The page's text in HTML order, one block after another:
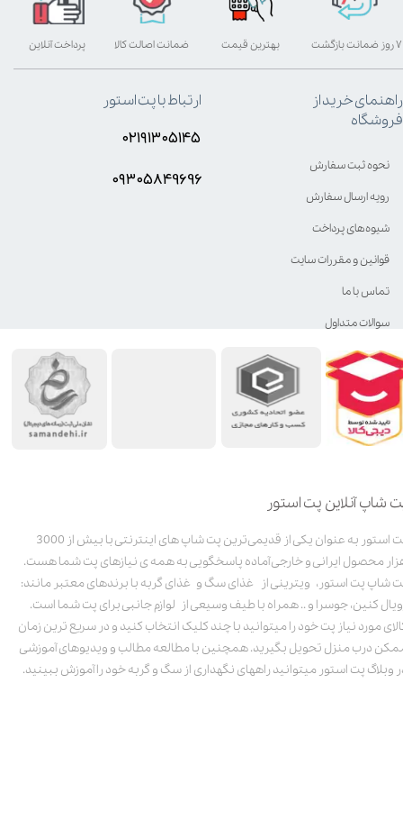
شاپ آنلاین پت استور
پت استور به عنوان یکی از قدیمی‌ترین پت شاپ های اینترنتی با بیش از 3000
محصول ایرانی و خارجی آماده پاسخگویی به همه ی نیازهای پت شما هست.
شاپ پت استور، ویترینی از غذای سگ و غذای گربه با برندهای معتبر مانند:
کنین، جوسرا و .. همراه با طیف وسیعی از لوازم جانبی برای پت شما است.
مورد نیاز پت خود را میتوانید با چند کلیک انتخاب کنید و در سریع ترین زمان
درب منزل تحویل بگیرید. همچنین با مطالعه مطالب و ویدیوهای آموزشی
وبلاگ پت استور میتوانید راههای نگهداری از سگ و گربه خود را آموزش ببینید.
بهترین قیمت پرداخت آنلاین ۷ روز ضمانت بازگشت ضمانت اصالت کالا
راهنمای خرید از
فروشگاه
نحوه ثبت سفارش
رویه ارسال سفارش
شیوه‌های پرداخت
قوانین و مقررات سایت
تماس با ما
سوالات متداول
ارتباط با پت استور
۰۲۱۹۱۳۰۵۱۴۵
۰۹۳۰۵8۴9696